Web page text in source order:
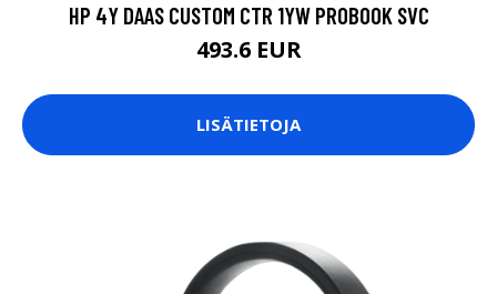
HP 4Y DAAS CUSTOM CTR 1YW PROBOOK SVC
493.6 EUR
LISÄTIETOJA